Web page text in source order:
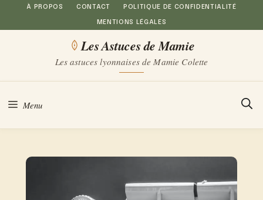
Aller
au
À PROPOS CONTACT POLITIQUE DE CONFIDENTIALITÉ
MENTIONS LÉGALES
Les Astuces de Mamie
Les astuces lyonnaises de Mamie Colette
Menu